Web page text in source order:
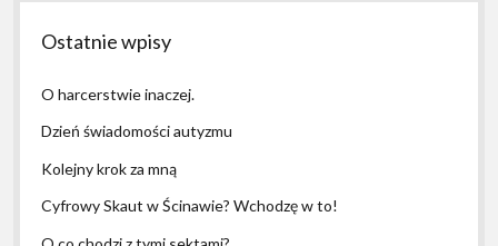
Ostatnie wpisy
O harcerstwie inaczej.
Dzień świadomości autyzmu
Kolejny krok za mną
Cyfrowy Skaut w Ścinawie? Wchodzę w to!